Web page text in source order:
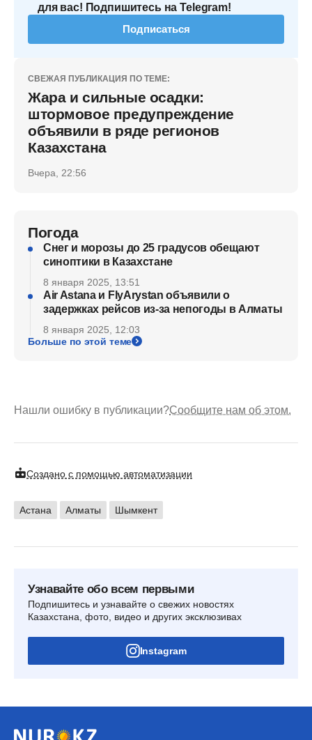
для вас! Подпишитесь на Telegram!
Подписаться
СВЕЖАЯ ПУБЛИКАЦИЯ ПО ТЕМЕ:
Жара и сильные осадки:
штормовое предупреждение
объявили в ряде регионов
Казахстана
Вчера, 22:56
Погода
Снег и морозы до 25 градусов обещают
синоптики в Казахстане
8 января 2025, 13:51
Air Astana и FlyArystan объявили о
задержках рейсов из-за непогоды в Алматы
8 января 2025, 12:03
Больше по этой теме
Нашли ошибку в публикации?Сообщите нам об этом.
Создано с помощью автоматизации
Астана Алматы Шымкент
Узнавайте обо всем первыми
Подпишитесь и узнавайте о свежих новостях
Казахстана, фото, видео и других эксклюзивах
Instagram